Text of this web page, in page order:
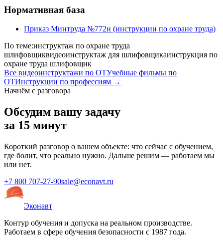
Нормативная база
Приказ Минтруда №772н (инструкции по охране труда)
По теме:инструктаж по охране труда
шлифовщиквидеоинструктаж для шлифовщикаинструкция по
охране труда шлифовщик
Все видеоинструктажи по ОТУчебные фильмы по
ОТИнструкции по профессиям →
Начнём с разговора
Обсудим вашу задачу
за 15 минут
Короткий разговор о вашем объекте: что сейчас с обучением,
где болит, что реально нужно. Дальше решим — работаем мы
или нет.
+7 800 707-27-90sale@econavt.ru
Эконавт
Контур обучения и допуска на реальном производстве.
Работаем в сфере обучения безопасности с 1987 года.